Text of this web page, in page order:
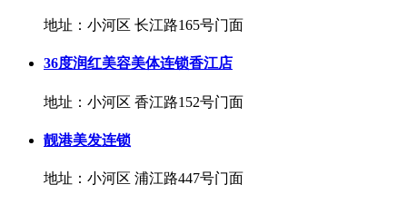
地址：小河区 长江路165号门面
36度润红美容美体连锁香江店
地址：小河区 香江路152号门面
靓港美发连锁
地址：小河区 浦江路447号门面